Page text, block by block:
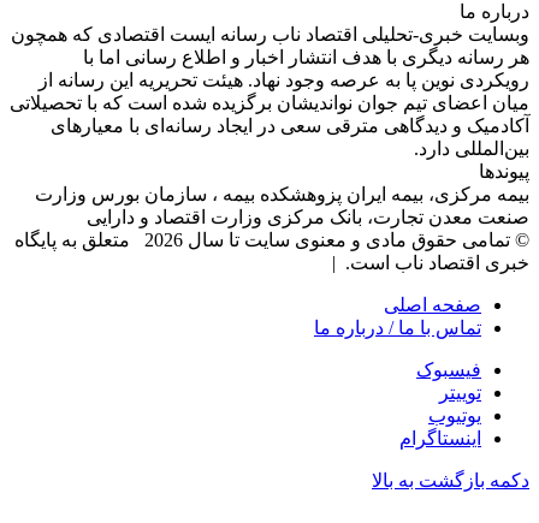
درباره‌ ما
وبسایت خبری-تحلیلی اقتصاد ناب رسانه‌ ایست اقتصادی که همچون
هر رسانه دیگری با هدف انتشار اخبار و اطلاع رسانی اما با
رویکردی نوین پا به عرصه وجود نهاد. هیئت تحریریه این رسانه از
میان اعضای تیم جوان نواندیشان برگزیده شده است که با تحصیلاتی
آکادمیک و دیدگاهی‌ مترقی سعی در ایجاد رسانه‌ای با معیار‌های
بین‌المللی دارد.
پیوندها
بیمه مرکزی، بیمه ایران پزوهشکده بیمه ، سازمان بورس وزارت
صنعت معدن تجارت، بانک مرکزی وزارت اقتصاد و دارایی
© تمامی حقوق مادی و معنوی سایت تا سال 2026 متعلق به پایگاه
خبری اقتصاد ناب است. |
صفحه اصلی
تماس با ما / درباره ما
فیسبوک
توییتر
یوتیوب
اینستاگرام
دکمه بازگشت به بالا